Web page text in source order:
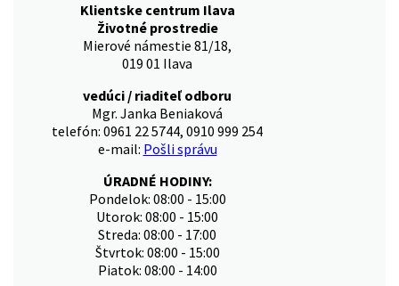
Klientske centrum Ilava
Životné prostredie
Mierové námestie 81/18,
019 01 Ilava
vedúci / riaditeľ odboru
Mgr. Janka Beniaková
telefón: 0961 22 5744, 0910 999 254
e-mail: Pošli správu
ÚRADNÉ HODINY:
Pondelok: 08:00 - 15:00
Utorok: 08:00 - 15:00
Streda: 08:00 - 17:00
Štvrtok: 08:00 - 15:00
Piatok: 08:00 - 14:00